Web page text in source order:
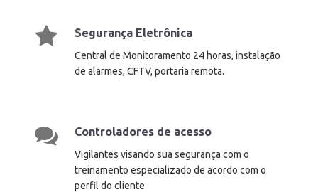
Segurança Eletrônica
Central de Monitoramento 24 horas, instalação
de alarmes, CFTV, portaria remota.
Controladores de acesso
Vigilantes visando sua segurança com o
treinamento especializado de acordo com o
perfil do cliente.